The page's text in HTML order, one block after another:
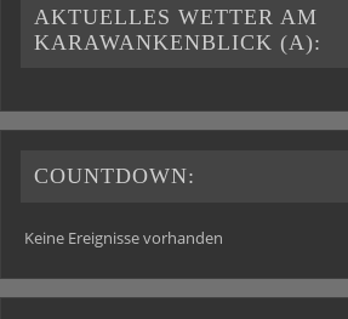
AKTUELLES WETTER AM
KARAWANKENBLICK (A):
COUNTDOWN:
Keine Ereignisse vorhanden